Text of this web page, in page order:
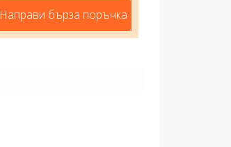
Направи бърза поръчка